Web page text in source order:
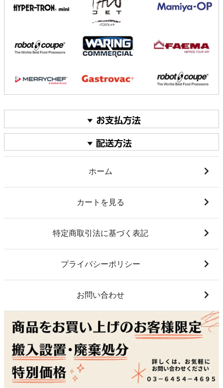
ホーム
カートを見る
特定商取引法に基づく表記
プライバシーポリシー
お問い合わせ